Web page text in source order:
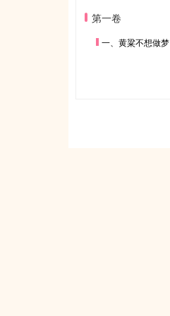
第一卷
一、黄粱不想做梦